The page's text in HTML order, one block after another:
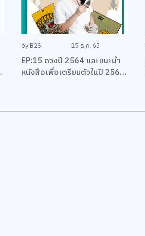
by B2S 15 ธ.ค. 63
EP:15 ดวงปี 2564 และแนะนำ
หนังสือเพื่อเตรียมตัวในปี 2564